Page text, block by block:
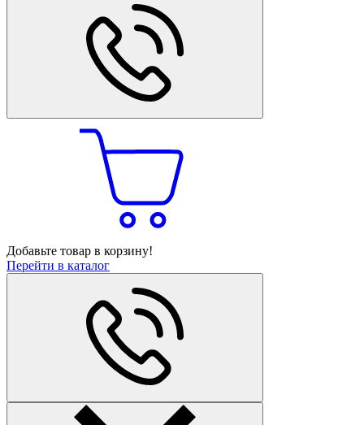
Добавьте товар в корзину!
Перейти в каталог